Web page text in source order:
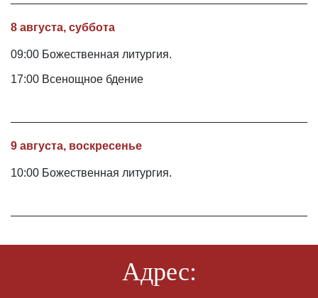
8 августа, суббота
09:00 Божественная литургия.
17:00 Всенощное бдение
9 августа, воскресенье
10:00 Божественная литургия.
Адрес: